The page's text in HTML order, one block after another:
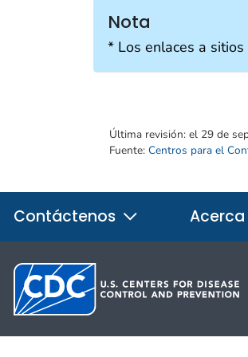
Nota
* Los enlaces a
Última revisión: el 29 de
Fuente: Centros para el
Contáctenos Acerca